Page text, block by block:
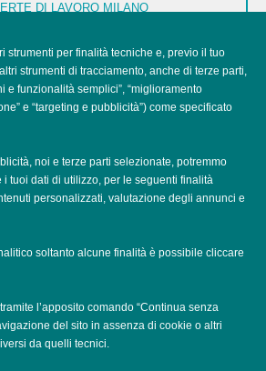
DI LAVORO MILANO
DI LAVORO NAPOLI
DI LAVORO PALERMO
DI LAVORO POTENZA
DI LAVORO ROMA
DI LAVORO TRENTO
DI LAVORO TRIESTE
strumenti per finalità tecniche e, previo il tuo
strumenti di tracciamento, anche di terze parti,
e funzionalità semplici”, “miglioramento
e “targeting e pubblicità”) come specificato
noi e terze parti selezionate, potremmo
tuoi dati di utilizzo, per le seguenti finalità
personalizzati, valutazione degli annunci e
soltanto alcune finalità è possibile cliccare
l’apposito comando “Continua senza
del sito in assenza di cookie o altri
da quelli tecnici.